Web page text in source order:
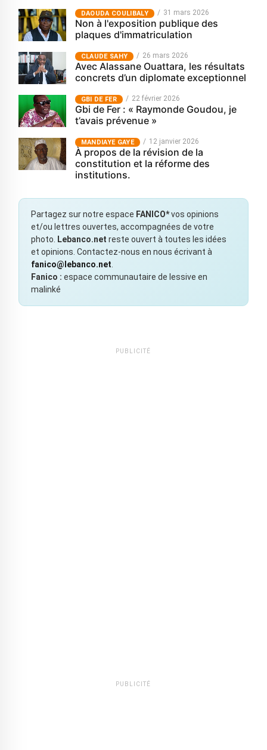
‎DAOUDA COULIBALY 31 mars 2026
Non à l'exposition publique des
plaques d'immatriculation
CLAUDE SAHY 26 mars 2026
Avec Alassane Ouattara, les résultats
concrets d’un diplomate exceptionnel
GBI DE FER 22 février 2026
Gbi de Fer : « Raymonde Goudou, je
t’avais prévenue »
MANDIAYE GAYE 12 janvier 2026
À propos de la révision de la
constitution et la réforme des
institutions.
Partagez sur notre espace FANICO*vos opinions
et/ou lettres ouvertes, accompagnées de votre
photo.
Lebanco.net reste ouvert à toutes les idées
et opinions. Contactez-nous en nous écrivant à
fanico@lebanco.net
Fanico : espace communautaire de lessive en
malinké
PUBLICITÉ
PUBLICITÉ